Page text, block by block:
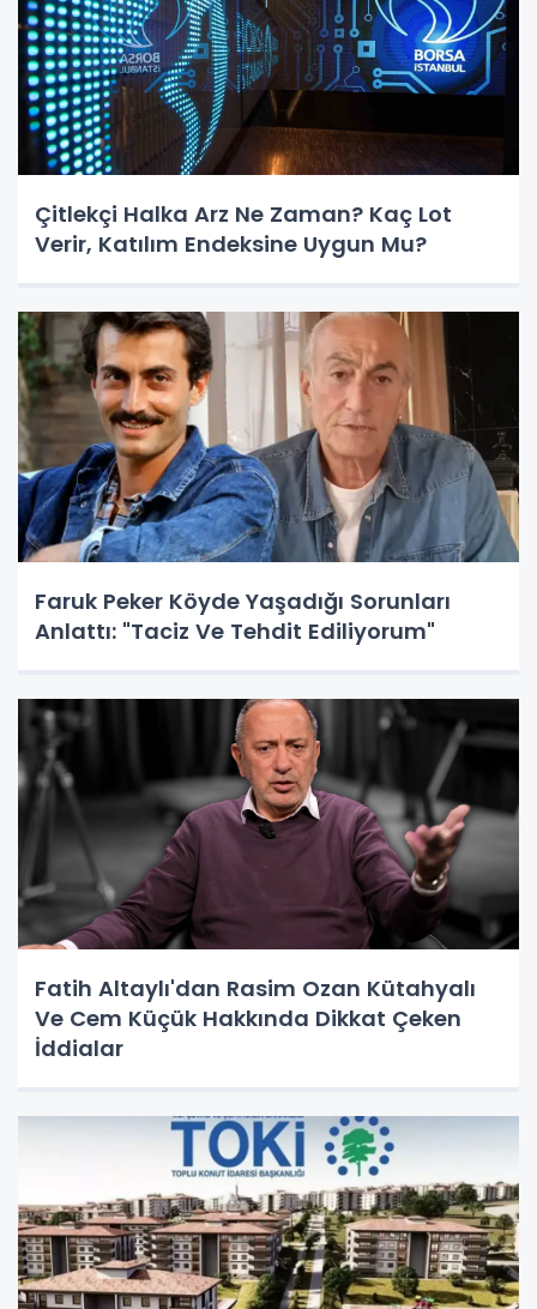
Çitlekçi Halka Arz Ne Zaman? Kaç Lot
Verir, Katılım Endeksine Uygun Mu?
Faruk Peker Köyde Yaşadığı Sorunları
Anlattı: "Taciz Ve Tehdit Ediliyorum"
Fatih Altaylı'dan Rasim Ozan Kütahyalı
Ve Cem Küçük Hakkında Dikkat Çeken
İddialar